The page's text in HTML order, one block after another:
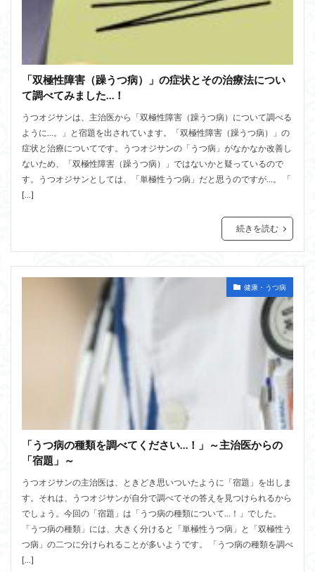
「双極性障害（躁うつ病）」の症状とその治療法につい
て調べてみました…！
うつオジサンは、主治医から「双極性障害（躁うつ病）について調べる
ように…。」と宿題を出されています。「双極性障害（躁うつ病）」の
症状と治療についてです。うつオジサンの「うつ病」がなかなか改善し
ないため、「双極性障害（躁うつ病）」ではないかと疑っているので
す。うつオジサンとしては、「単極性うつ病」だと思うのですが…。 「
[…]
続きを読む
健康・うつ病
「うつ病の種類を調べてください…！」～主治医からの
「宿題」～
うつオジサンの主治医は、ときどき思いついたように「宿題」を出しま
す。それは、うつオジサンが自分で調べてその答えを見つけられるから
でしょう。今回の「宿題」は「うつ病の種類について…！」でした。
「うつ病の種類」には、大きく分けると「単極性うつ病」と「双極性う
つ病」の二つに分けられることが多いようです。 「うつ病の種類を調べ
[…]